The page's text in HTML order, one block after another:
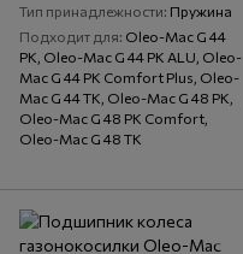
Тип принадлежности Пружина
Подходит для Oleo-Mac G 44
PK, Oleo-Mac G 44 PK ALU, Oleo-
Mac G 44 PK Comfort Plus, Oleo-
Mac G 44 TK, Oleo-Mac G 48 PK,
Oleo-Mac G 48 PK Comfort,
Oleo-Mac G 48 TK